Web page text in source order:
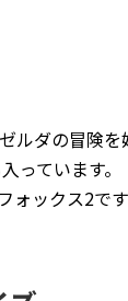
ルダの冒険
っています。
ォックス2です